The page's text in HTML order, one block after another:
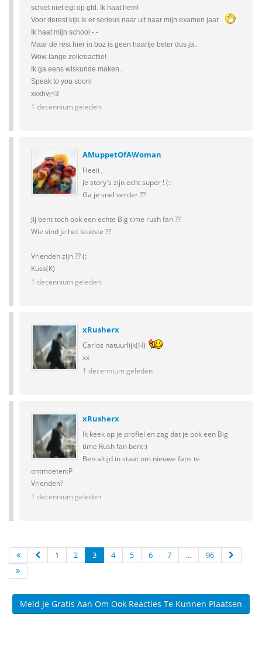
schiet niet egt op gfd. Ik haat hem!
Voor derest kijk ik er serieus naar uit naar mijn examen jaar
Ik haat mijn school -.-
Maar de rest hier in boz is geen haartje beter dus ja..
Wow lange zeikreacttie!
Ik ga eens wiskunde maken..
Speak to you soon!
xxxhvj<3
1 decennium geleden
AMuppetOfAWoman
Heeii ,
Je story's zijn echt super ! (:
Ga je snel verder ??
Jij bent toch ook een echte Big time rush fan ??
Wie vind je het leukste ??
Vrienden zijn ?? (:
Kuss(K)
1 decennium geleden
xRusherx
Carlos natuurlijk(H)
xx
1 decennium geleden
xRusherx
Ik keek op je profiel en zag dat je ook een Big
time Rush fan bent:)
Ben altijd in staat om nieuwe fans te
ontmoeten:P
Vrienden?
1 decennium geleden
1 2 3 4 5 6 7 ... 96
Meld Je Gratis Aan Om Ook Reacties Te Kunnen Plaatsen